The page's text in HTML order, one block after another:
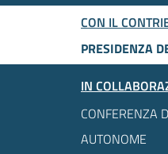
CON IL
PRESIDENZA
IN
CONFERENZA
AUTONOME